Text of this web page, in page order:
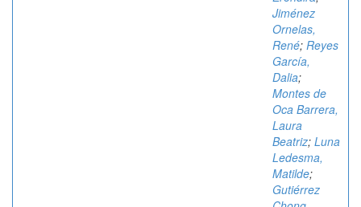
Jiménez
Ornelas,
René; Reyes
García,
Dalia;
Montes de
Oca Barrera,
Laura
Beatriz; Luna
Ledesma,
Matilde;
Gutiérrez